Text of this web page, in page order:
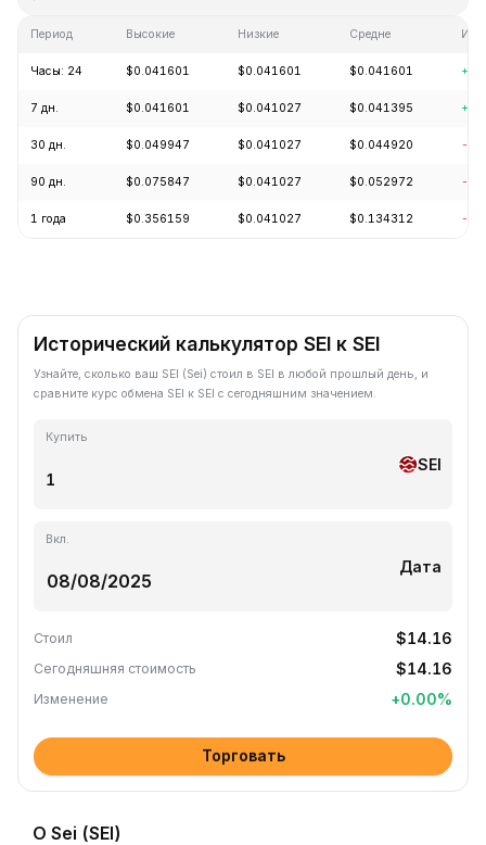
Период Высокие Низкие Средне
Часы: 24 $0.041601 $0.041601 $0.041601
7 дн. $0.041601 $0.041027 $0.041395
30 дн. $0.049947 $0.041027 $0.044920 -
90 дн. $0.075847 $0.041027 $0.052972 -
1 года $0.356159 $0.041027 $0.134312 -
Исторический калькулятор SEI к SEI
Узнайте, сколько ваш SEI (Sei) стоил в SEI в любой прошлый день, и
сравните курс обмена SEI к SEI с сегодняшним значением.
Купить
SEI
Вкл.
Дата
Стоил $14.16
Сегодняшняя стоимость $14.16
Изменение +0.00%
Торговать
О Sei (SEI)